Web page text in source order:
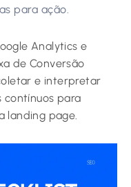
para ação.
Analytics e
de Conversão
e interpretar
contínuos para
landing page.